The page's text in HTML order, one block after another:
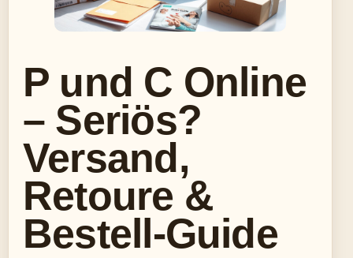
P und C Online
– Seriös?
Versand,
Retoure &
Bestell-Guide